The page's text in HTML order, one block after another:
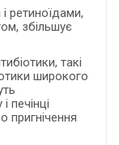
ретиноїдами,
збільшує
такі
широкого
печінці
пригнічення